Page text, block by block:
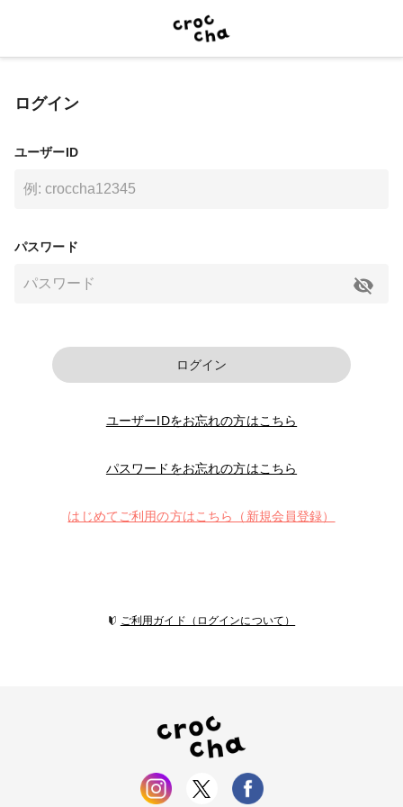
ログイン
ユーザーID
パスワード
ログイン
ユーザーIDをお忘れの方はこちら
パスワードをお忘れの方はこちら
はじめてご利用の方はこちら（新規会員登録）
ご利用ガイド（ログインについて）